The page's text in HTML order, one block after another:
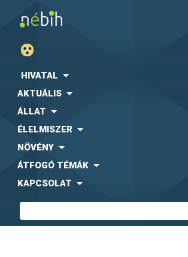
HIVATAL
AKTUÁLIS
ÁLLAT
ÉLELMISZER
NÖVÉNY
ÁTFOGÓ TÉMÁK
KAPCSOLAT